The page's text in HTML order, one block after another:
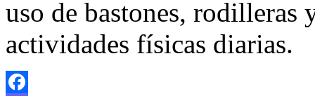
uso de bastones, rodilleras
actividades físicas diarias.